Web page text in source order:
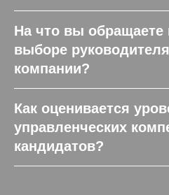
На что вы обращаете
выборе
компании?
Как оценивается
управленческих
кандидатов?